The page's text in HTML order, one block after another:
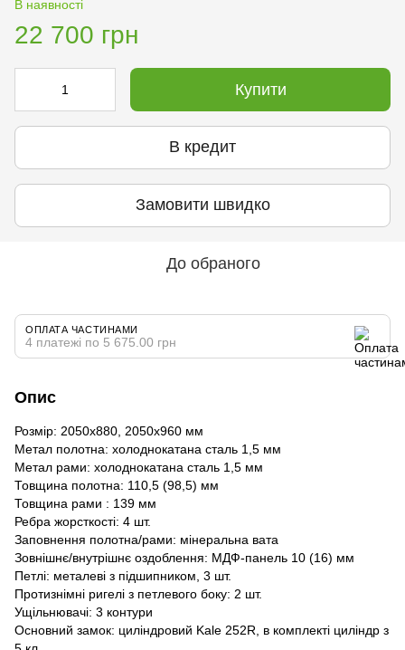
В наявності
22 700 грн
Купити
В кредит
Замовити швидко
До обраного
ОПЛАТА ЧАСТИНАМИ
4 платежі по 5 675.00 грн
Опис
Розмір: 2050х880, 2050х960 мм
Метал полотна: холоднокатана сталь 1,5 мм
Метал рами: холоднокатана сталь 1,5 мм
Товщина полотна: 110,5 (98,5) мм
Товщина рами : 139 мм
Ребра жорсткості: 4 шт.
Заповнення полотна/рами: мінеральна вата
Зовнішнє/внутрішнє оздоблення: МДФ-панель 10 (16) мм
Петлі: металеві з підшипником, 3 шт.
Протизнімні ригелі з петлевого боку: 2 шт.
Ущільнювачі: 3 контури
Основний замок: циліндровий Kale 252R, в комплекті циліндр з